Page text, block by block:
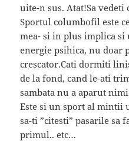
uite-n sus. Atat!Sa vedeti
Sportul columbofil este
mea- si in plus implica si
energie psihica, nu doar
crescator.Cati dormiti
de la fond, cand le-ati
sambata nu a aparut
Este si un sport al
sa-ti ”citesti” pasarile sa
primul.. etc…